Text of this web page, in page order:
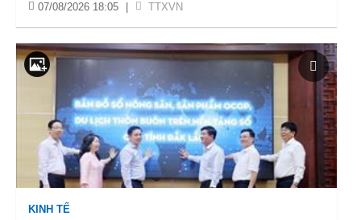
07/08/2026 18:05 TTXVN
KINH TẾ